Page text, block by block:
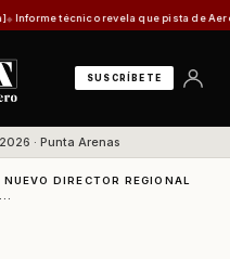
técnico revela que pista de Aeródromo
SUSCRÍBETE
· Punta Arenas
NUEVO DIRECTOR REGIONAL